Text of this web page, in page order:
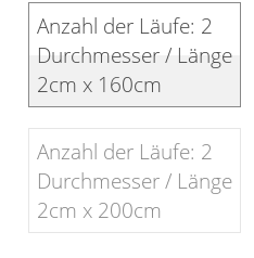
Anzahl der Läufe: 2
Durchmesser / Länge
2cm x 160cm
Anzahl der Läufe: 2
Durchmesser / Länge
2cm x 200cm